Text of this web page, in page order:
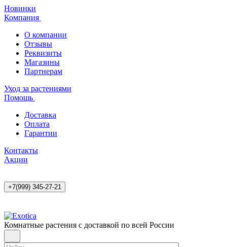
Новинки
Компания
О компании
Отзывы
Реквизиты
Магазины
Партнерам
Уход за растениями
Помощь
Доставка
Оплата
Гарантии
Контакты
Акции
+7(999) 345-27-21
Комнатные растения с доставкой по всей России